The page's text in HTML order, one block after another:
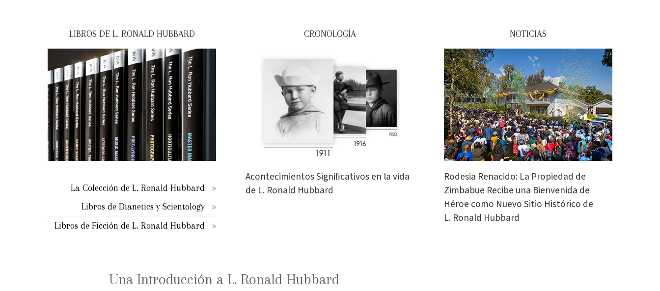
LIBROS DE L. RONALD HUBBARD
La Colección de L. Ronald Hubbard
Libros de Dianetics y Scientology
Libros de Ficción de L. Ronald Hubbard
CRONOLOGÍA
Acontecimientos Signiﬁcativos en la vida
de L. Ronald Hubbard
NOTICIAS
Rodesia Renacido: La Propiedad de
Zimbabue Recibe una Bienvenida de
Héroe como Nuevo Sitio Histórico de
L. Ronald Hubbard
Una Introducción a L. Ronald Hubbard